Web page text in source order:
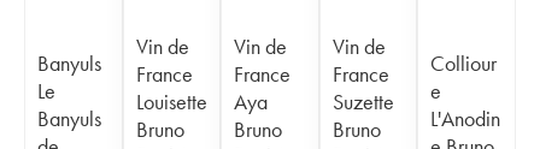
Banyuls
Le
Banyuls
Vin de
France
Louisette
Bruno
Vin de
France
Aya
Bruno
Vin de
France
Suzette
Bruno
Colliour
e
L'Anodin